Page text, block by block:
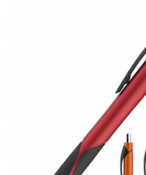
Obblighi informativi per
pubbliche: gli aiuti di
minimis ricevuti dalla
contenuti nel Registro
Stato di cui all'art. 52
rinvia e consultabili al
https://www.rna.gov.it/